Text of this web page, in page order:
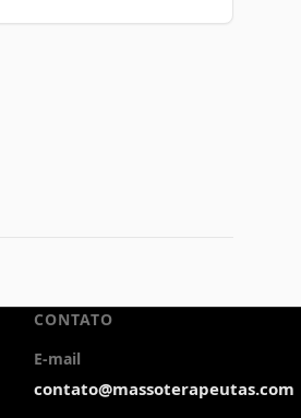
CONTATO
E-mail
contato@massoterapeutas.com